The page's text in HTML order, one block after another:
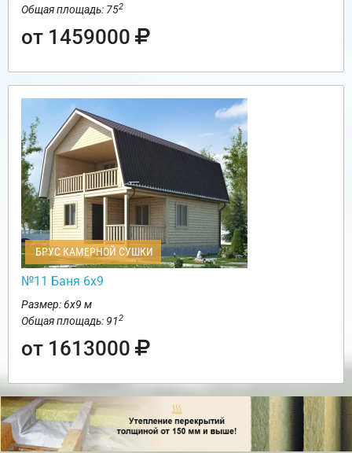
Общая площадь: 752
от 1459000
БРУС КАМЕРНОЙ СУШКИ
№11 Баня 6х9
Размер: 6х9 м
Общая площадь: 912
от 1613000